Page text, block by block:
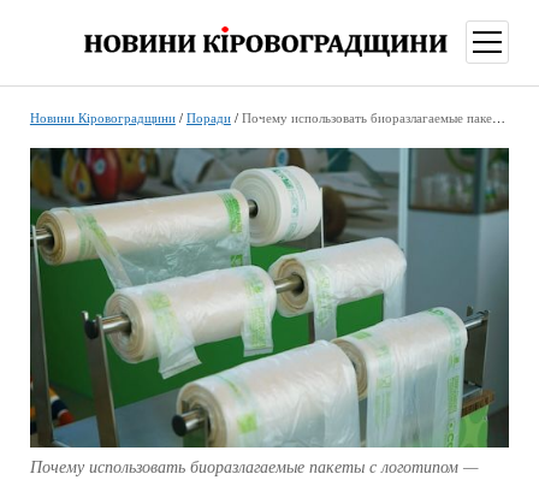
меню
Новини Кіровоградщини/ Поради/ Почему использовать биоразлагаемые пакеты с логотипом — это хорошая идея?
Почему использовать биоразлагаемые пакеты с логотипом —